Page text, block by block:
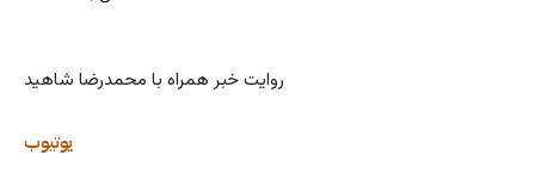
روایت خبر همراه با محمدرضا شاهید
یوتیوب